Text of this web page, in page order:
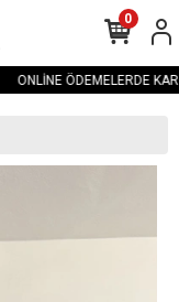
ONLİNE ÖDEMELERDE
0